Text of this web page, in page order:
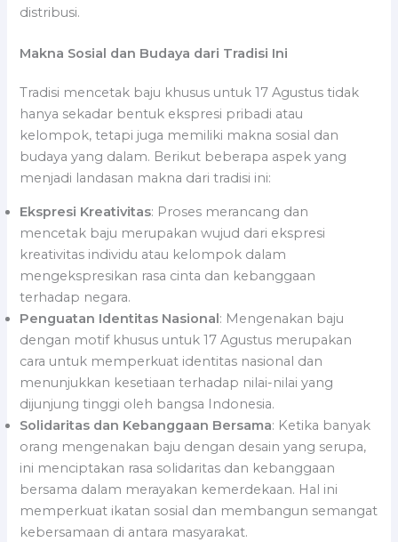
distribusi.
Makna Sosial dan Budaya dari Tradisi Ini
Tradisi mencetak baju khusus untuk 17 Agustus tidak
hanya sekadar bentuk ekspresi pribadi atau
kelompok, tetapi juga memiliki makna sosial dan
budaya yang dalam. Berikut beberapa aspek yang
menjadi landasan makna dari tradisi ini:
Ekspresi Kreativitas: Proses merancang dan
mencetak baju merupakan wujud dari ekspresi
kreativitas individu atau kelompok dalam
mengekspresikan rasa cinta dan kebanggaan
terhadap negara.
Penguatan Identitas Nasional: Mengenakan baju
dengan motif khusus untuk 17 Agustus merupakan
cara untuk memperkuat identitas nasional dan
menunjukkan kesetiaan terhadap nilai-nilai yang
dijunjung tinggi oleh bangsa Indonesia.
Solidaritas dan Kebanggaan Bersama: Ketika banyak
orang mengenakan baju dengan desain yang serupa,
ini menciptakan rasa solidaritas dan kebanggaan
bersama dalam merayakan kemerdekaan. Hal ini
memperkuat ikatan sosial dan membangun semangat
kebersamaan di antara masyarakat.